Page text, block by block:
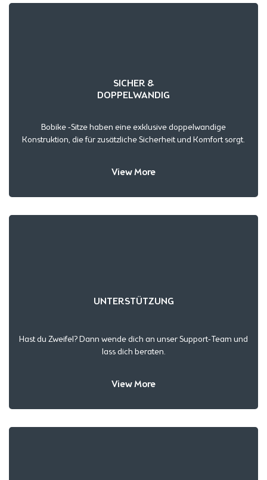
SICHER &
DOPPELWANDIG
Bobike -Sitze haben eine exklusive doppelwandige
Konstruktion, die für zusätzliche Sicherheit und Komfort sorgt.
View More
UNTERSTÜTZUNG
Hast du Zweifel? Dann wende dich an unser Support-Team und
lass dich beraten.
View More